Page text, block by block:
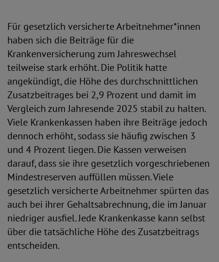
Für gesetzlich versicherte Arbeitnehmer*innen
haben sich die Beiträge für die
Krankenversicherung zum Jahreswechsel
teilweise stark erhöht. Die Politik hatte
angekündigt, die Höhe des durchschnittlichen
Zusatzbeitrages bei 2,9 Prozent und damit im
Vergleich zum Jahresende 2025 stabil zu halten.
Viele Krankenkassen haben ihre Beiträge jedoch
dennoch erhöht, sodass sie häufig zwischen 3
und 4 Prozent liegen. Die Kassen verweisen
darauf, dass sie ihre gesetzlich vorgeschriebenen
Mindestreserven auffüllen müssen. Viele
gesetzlich versicherte Arbeitnehmer spürten das
auch bei ihrer Gehaltsabrechnung, die im Januar
niedriger ausfiel. Jede Krankenkasse kann selbst
über die tatsächliche Höhe des Zusatzbeitrags
entscheiden.